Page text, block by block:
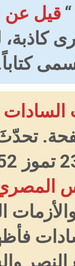
قيل عن
كاذبة،
الحجم 320
المصري